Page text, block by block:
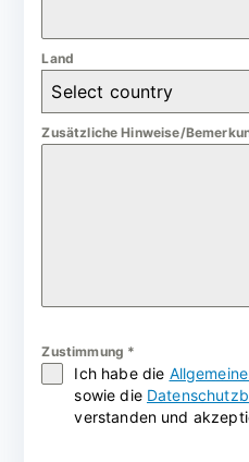
Land
Select country
Zusätzliche Hinweise/
Zustimmung *
Ich habe die
sowie die
verstanden und